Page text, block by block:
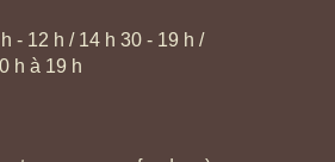
- 12 h / 14 h 30 - 19 h /
h à 19 h